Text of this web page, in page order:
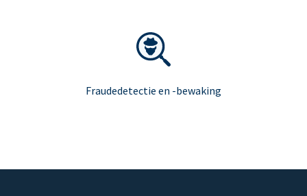
Fraudedetectie en -bewaking